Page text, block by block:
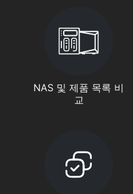
NAS 및 제품 목록 비
교